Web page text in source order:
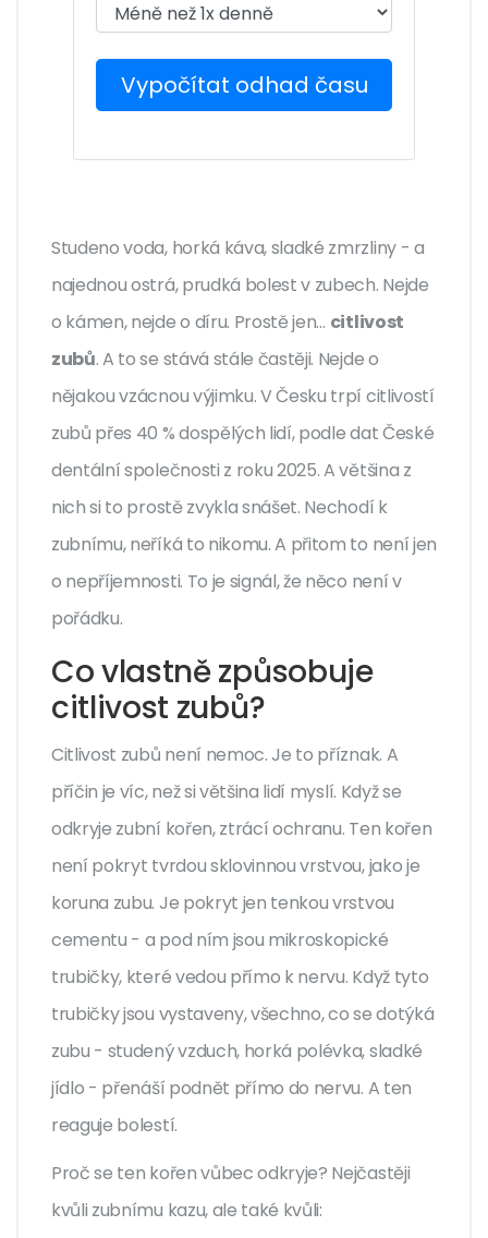
Vypočítat odhad času
Studeno voda, horká káva, sladké zmrzliny - a
najednou ostrá, prudká bolest v zubech. Nejde
o kámen, nejde o díru. Prostě jen… citlivost
zubů. A to se stává stále častěji. Nejde o
nějakou vzácnou výjimku. V Česku trpí citlivostí
zubů přes 40 % dospělých lidí, podle dat České
dentální společnosti z roku 2025. A většina z
nich si to prostě zvykla snášet. Nechodí k
zubnímu, neříká to nikomu. A přitom to není jen
o nepříjemnosti. To je signál, že něco není v
pořádku.
Co vlastně způsobuje
citlivost zubů?
Citlivost zubů není nemoc. Je to příznak. A
příčin je víc, než si většina lidí myslí. Když se
odkryje zubní kořen, ztrácí ochranu. Ten kořen
není pokryt tvrdou sklovinnou vrstvou, jako je
koruna zubu. Je pokryt jen tenkou vrstvou
cementu - a pod ním jsou mikroskopické
trubičky, které vedou přímo k nervu. Když tyto
trubičky jsou vystaveny, všechno, co se dotýká
zubu - studený vzduch, horká polévka, sladké
jídlo - přenáší podnět přímo do nervu. A ten
reaguje bolestí.
Proč se ten kořen vůbec odkryje? Nejčastěji
kvůli zubnímu kazu, ale také kvůli: